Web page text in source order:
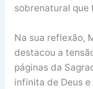
sobrenatural que
Na sua reflexão,
destacou a
páginas da
infinita de Deus e